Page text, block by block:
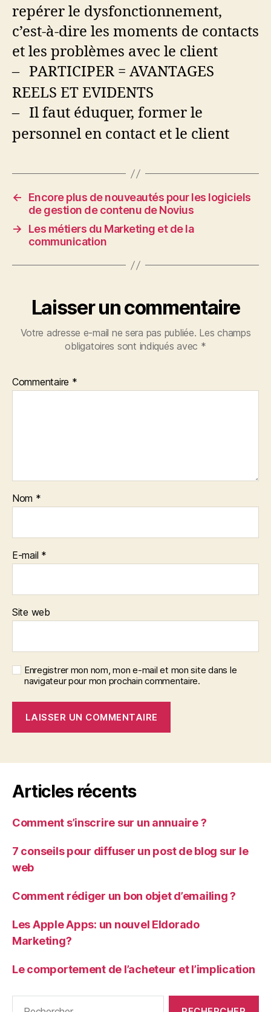
repérer le dysfonctionnement,
c’est-à-dire les moments de contacts
et les problèmes avec le client
–
PARTICIPER = AVANTAGES
REELS ET EVIDENTS
–
Il faut éduquer, former le
personnel en contact et le client
←
Encore plus de nouveautés pour les logiciels
de gestion de contenu de Novius
→
Les métiers du Marketing et de la
communication
Laisser un commentaire
Votre adresse e-mail ne sera pas publiée. Les champs
obligatoires sont indiqués avec *
Commentaire *
Nom *
E-mail *
Site web
Enregistrer mon nom, mon e-mail et mon site dans le
navigateur pour mon prochain commentaire.
Articles récents
Comment s’inscrire sur un annuaire ?
7 conseils pour diffuser un post de blog sur le
web
Comment rédiger un bon objet d’emailing ?
Les Apple Apps: un nouvel Eldorado
Marketing?
Le comportement de l’acheteur et l’implication